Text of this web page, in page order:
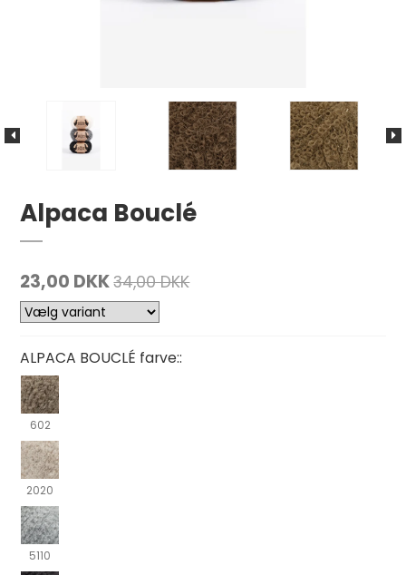
Alpaca Bouclé
23,00 DKK34,00 DKK
ALPACA BOUCLÉ farve::
602
2020
5110